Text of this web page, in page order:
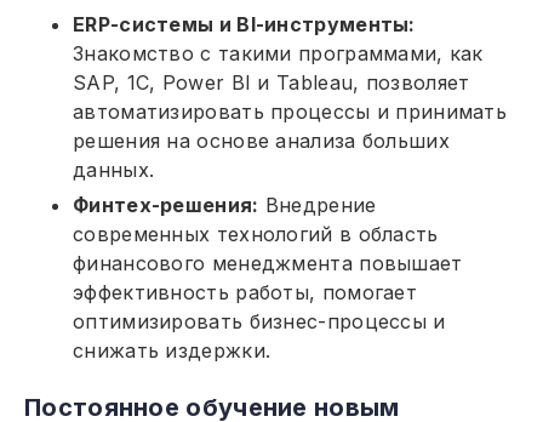
ERP-системы и BI-инструменты:
Знакомство с такими программами, как
SAP, 1C, Power BI и Tableau, позволяет
автоматизировать процессы и принимать
решения на основе анализа больших
данных.
Финтех-решения: Внедрение
современных технологий в область
финансового менеджмента повышает
эффективность работы, помогает
оптимизировать бизнес-процессы и
снижать издержки.
Постоянное обучение новым